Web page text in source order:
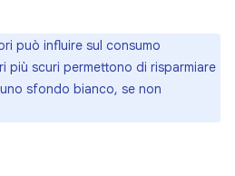
può influire sul consumo
più scuri permettono di risparmiare
sfondo bianco, se non